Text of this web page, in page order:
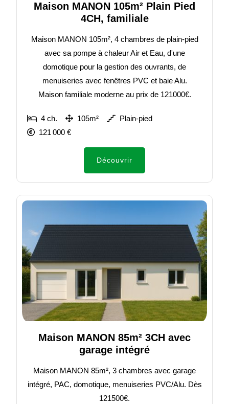
Maison MANON 105m² Plain Pied
4CH, familiale
Maison MANON 105m², 4 chambres de plain-pied
avec sa pompe à chaleur Air et Eau, d'une
domotique pour la gestion des ouvrants, de
menuiseries avec fenêtres PVC et baie Alu.
Maison familiale moderne au prix de 121000€.
4 ch. 105m²
Plain-pied
121 000 €
Découvrir
Maison MANON 85m² 3CH avec
garage intégré
Maison MANON 85m², 3 chambres avec garage
intégré, PAC, domotique, menuiseries PVC/Alu. Dès
121500€.